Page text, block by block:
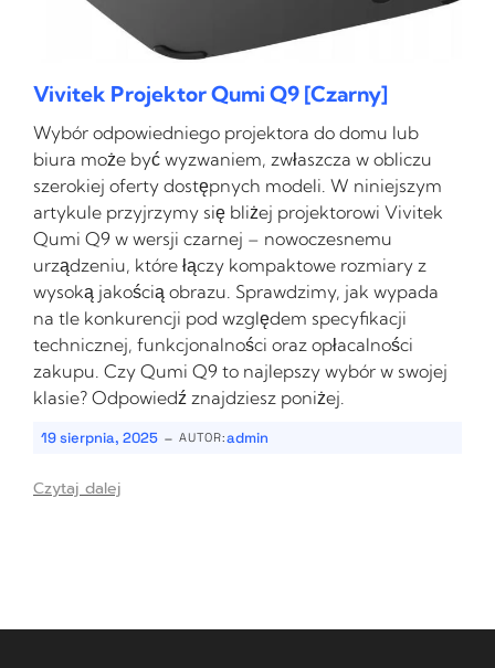
Vivitek Projektor Qumi Q9 [Czarny]
Wybór odpowiedniego projektora do domu lub
biura może być wyzwaniem, zwłaszcza w obliczu
szerokiej oferty dostępnych modeli. W niniejszym
artykule przyjrzymy się bliżej projektorowi Vivitek
Qumi Q9 w wersji czarnej – nowoczesnemu
urządzeniu, które łączy kompaktowe rozmiary z
wysoką jakością obrazu. Sprawdzimy, jak wypada
na tle konkurencji pod względem specyfikacji
technicznej, funkcjonalności oraz opłacalności
zakupu. Czy Qumi Q9 to najlepszy wybór w swojej
klasie? Odpowiedź znajdziesz poniżej.
19 sierpnia, 2025 - AUTOR:admin
Czytaj dalej